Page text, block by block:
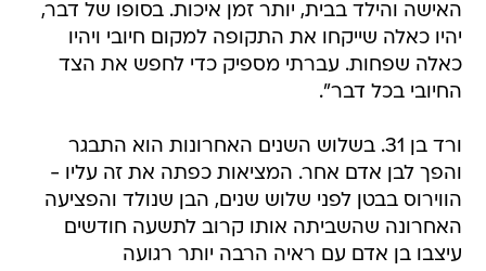
האישה והילד בבית, יותר זמן איכות. בסופו של דבר,
יהיו כאלה שייקחו את התקופה למקום חיובי ויהיו
כאלה שפחות. עברתי מספיק כדי לחפש את הצד
החיובי בכל דבר".
ורד בן 31. בשלוש השנים האחרונות הוא התבגר
והפך לבן אדם אחר. המציאות כפתה את זה עליו -
הווירוס בבטן לפני שלוש שנים, הבן שנולד והפציעה
האחרונה שהשביתה אותו קרוב לתשעה חודשים
עיצבו בן אדם עם ראיה הרבה יותר רגועה